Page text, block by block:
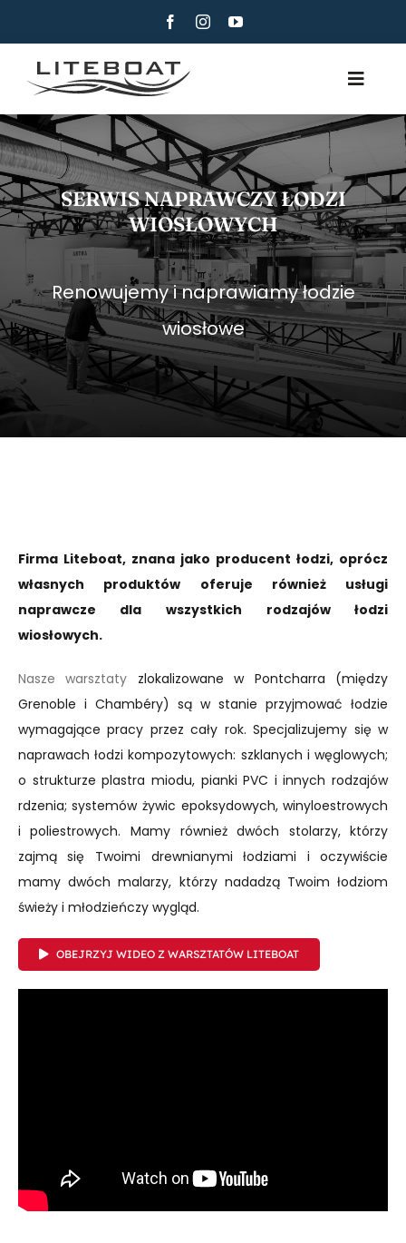
content
Toggle
POCZĄTKI
WIOSŁOWANIE
ROW & SAIL
KONTAKT
POLSKI
SERWIS NAPRAWCZY ŁODZI
WIOSŁOWYCH
Renowujemy i naprawiamy łodzie
wiosłowe
Firma Liteboat, znana jako producent łodzi, oprócz
własnych produktów oferuje również usługi
naprawcze dla wszystkich rodzajów łodzi
wiosłowych.
Nasze warsztaty zlokalizowane w Pontcharra (między
Grenoble i Chambéry) są w stanie przyjmować łodzie
wymagające pracy przez cały rok. Specjalizujemy się w
naprawach łodzi kompozytowych: szklanych i węglowych;
o strukturze plastra miodu, pianki PVC i innych rodzajów
rdzenia; systemów żywic epoksydowych, winyloestrowych
i poliestrowych. Mamy również dwóch stolarzy, którzy
zajmą się Twoimi drewnianymi łodziami i oczywiście
mamy dwóch malarzy, którzy nadadzą Twoim łodziom
świeży i młodzieńczy wygląd.
OBEJRZYJ WIDEO Z WARSZTATÓW LITEBOAT